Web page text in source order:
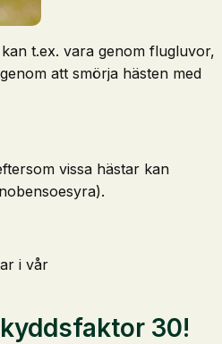
t.ex. vara genom flugluvor,
att smörja hästen med
vissa hästar kan
i vår
30!